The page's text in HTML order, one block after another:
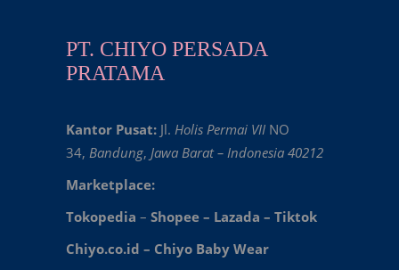
PT. CHIYO PERSADA
PRATAMA
Kantor Pusat: Jl. Holis Permai VII NO
34, Bandung, Jawa Barat – Indonesia 40212
Marketplace:
Tokopedia – Shopee – Lazada – Tiktok
Chiyo.co.id – Chiyo Baby Wear